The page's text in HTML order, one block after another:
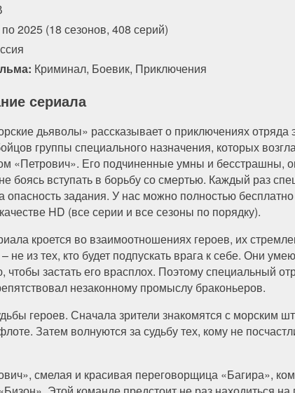
2025 (18 сезонов, 408 серий)
Криминал, Боевик, Приключения
сериала
дьяволы» рассказывает о приключениях отряда
группы специального назначения, которых
«Петрович». Его подчиненные умны и бесстрашны,
боясь вступать в борьбу со смертью. Каждый раз
опасность задания. У нас можно полностью
HD (все серии и все сезоны по порядку).
кроется во взаимоотношениях героев, их
не из тех, кто будет подпускать врага к себе. Они
чтобы застать его врасплох. Поэтому специальный
незаконному промыслу браконьеров.
героев. Сначала зрители знакомятся с морским
Затем волнуются за судьбу тех, кому не
смелая и красивая переговорщица «Багира»,